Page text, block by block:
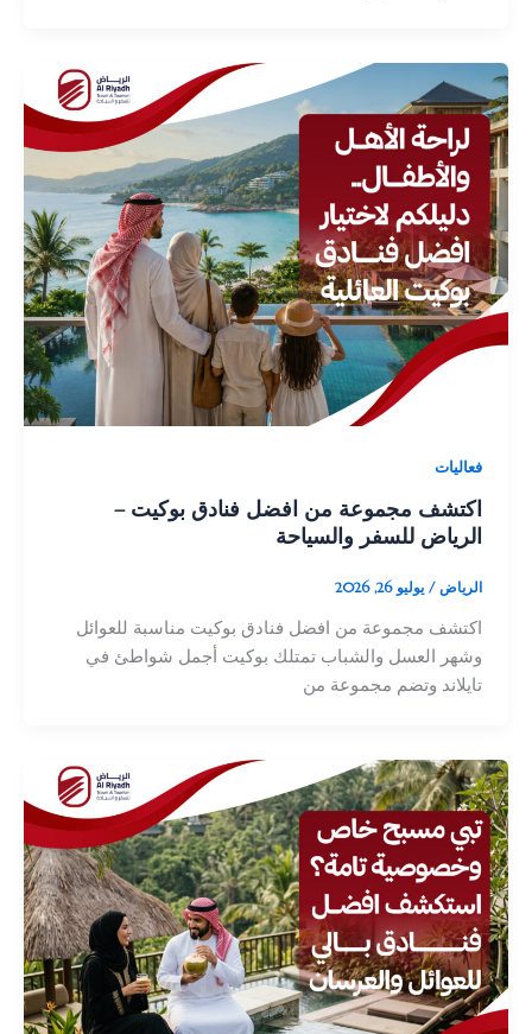
فعاليات
اكتشف مجموعة من افضل فنادق بوكيت –
الرياض للسفر والسياحة
الرياض/ يوليو 26, 2026
اكتشف مجموعة من افضل فنادق بوكيت مناسبة للعوائل
وشهر العسل والشباب تمتلك بوكيت أجمل شواطئ في
تايلاند وتضم مجموعة من